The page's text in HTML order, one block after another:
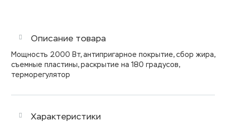
Описание товара
Мощность 2000 Вт, антипригарное покрытие, сбор жира,
съемные пластины, раскрытие на 180 градусов,
терморегулятор
Характеристики